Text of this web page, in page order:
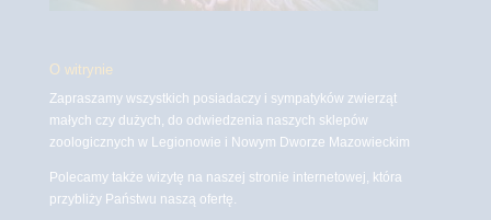
O witrynie
Zapraszamy wszystkich posiadaczy i sympatyków zwierząt
małych czy dużych, do odwiedzenia naszych sklepów
zoologicznych w Legionowie i Nowym Dworze Mazowieckim
Polecamy także wizytę na naszej stronie internetowej, która
przybliży Państwu naszą ofertę.